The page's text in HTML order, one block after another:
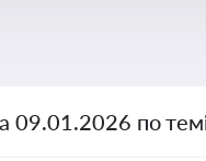
09.01.2026 по